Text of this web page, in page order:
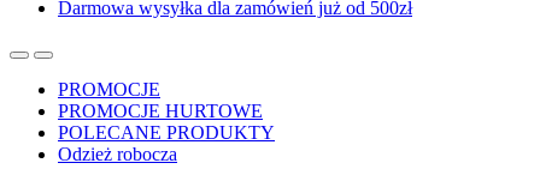
Darmowa wysyłka dla zamówień już od 500zł
PROMOCJE
PROMOCJE HURTOWE
POLECANE PRODUKTY
Odzież robocza